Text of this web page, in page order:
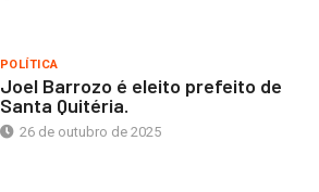
POLÍTICA
Joel Barrozo é eleito prefeito de
Santa Quitéria.
26 de outubro de 2025